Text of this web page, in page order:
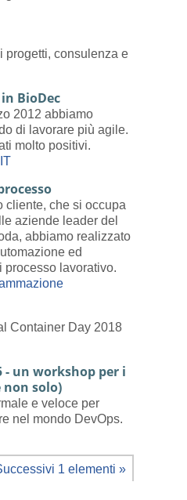
progetti, consulenza e
BioDec
2012 abbiamo
di lavorare più agile.
molto positivi.
cliente, che si occupa
aziende leader del
abbiamo realizzato
ed
processo lavorativo.
Container Day 2018
- un workshop per i
non solo)
e veloce per
nel mondo DevOps.
1 elementi »